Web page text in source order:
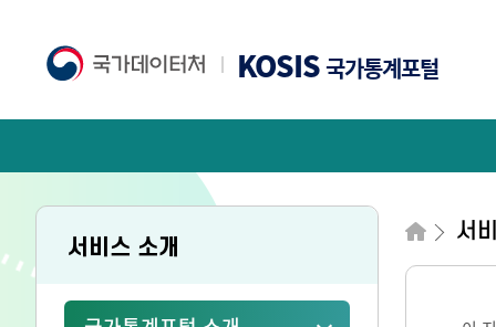
KOSIS국가통계포털
서비스 소개
서